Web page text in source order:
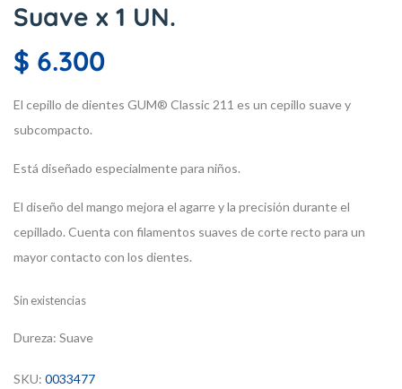
Suave x 1 UN.
$ 6.300
El cepillo de dientes GUM® Classic 211 es un cepillo suave y
subcompacto.
Está diseñado especialmente para niños.
El diseño del mango mejora el agarre y la precisión durante el
cepillado. Cuenta con filamentos suaves de corte recto para un
mayor contacto con los dientes.
Sin existencias
Dureza: Suave
SKU: 0033477